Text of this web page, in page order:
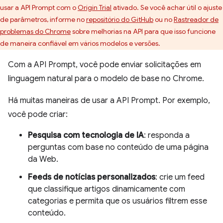
usar a API Prompt com oOrigin Trial ativado. Se você achar útil o ajuste
de parâmetros, informe norepositório do GitHubou noRastreador de
problemas do Chromesobre melhorias na API para que isso funcione
de maneira confiável em vários modelos e versões.
Com a API Prompt, você pode enviar solicitações em
linguagem natural para o modelo de base no Chrome.
Há muitas maneiras de usar a API Prompt. Por exemplo,
você pode criar:
Pesquisa com tecnologia de IA: responda a
perguntas com base no conteúdo de uma página
da Web.
Feeds de notícias personalizados: crie um feed
que classifique artigos dinamicamente com
categorias e permita que os usuários filtrem esse
conteúdo.